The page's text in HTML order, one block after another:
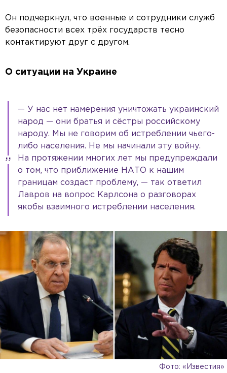
Он подчеркнул, что военные и сотрудники служб
безопасности всех трёх государств тесно
контактируют друг с другом.
О ситуации на Украине
— У нас нет намерения уничтожать украинский
народ — они братья и сёстры российскому
народу. Мы не говорим об истреблении чьего-
либо населения. Не мы начинали эту войну.
На протяжении многих лет мы предупреждали
о том, что приближение НАТО к нашим
границам создаст проблему, — так ответил
Лавров на вопрос Карлсона о разговорах
якобы взаимного истреблении населения.
Фото: «Известия»